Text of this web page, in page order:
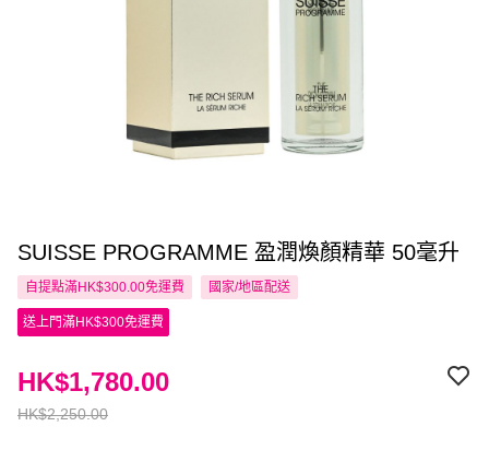
SUISSE PROGRAMME 盈潤煥顏精華 50毫升
自提點滿HK$300.00免運費 國家/地區配送
送上門滿HK$300免運費
HK$2,250.00
HK$1,780.00